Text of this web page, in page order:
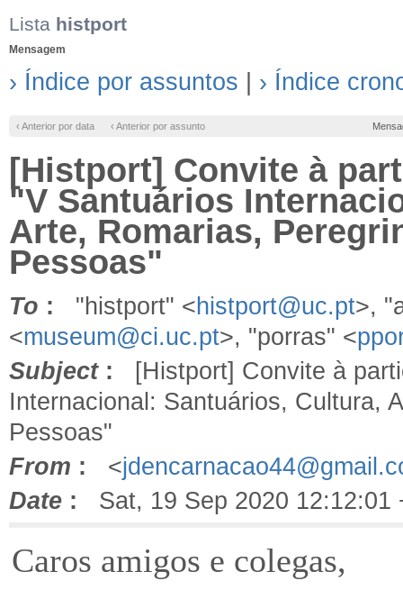
Lista histport
Mensagem
› Índice por assuntos › Índice
‹ Anterior por data ‹ Anterior por assunto
[Histport] Convite à
"V Santuários
Arte, Romarias,
Pessoas"
To : "histport" <histport@uc.pt>,
<museum@ci.uc.pt>, "porras" <
Subject: [Histport] Convite à
Internacional: Santuários, Cultura,
Pessoas"
From : <
Date : Sat, 19 Sep 2020 12:12:01
Caros amigos e colegas,